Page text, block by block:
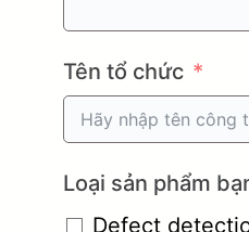
Tên tổ chức
Loại sản phẩm
Defect